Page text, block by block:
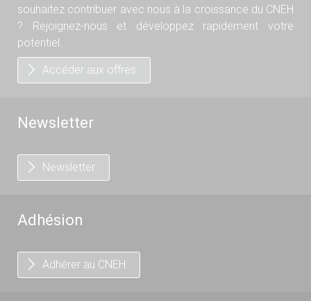
souhaitez contribuer avec nous à la croissance du CNEH
? Rejoignez-nous et développez rapidement votre
potentiel.
Accéder aux offres
Newsletter
Newsletter
Adhésion
Adhérer au CNEH